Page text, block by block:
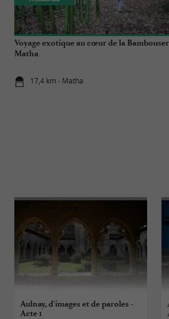
Voyage exotique au cœur de la
Matha
17,4 km - Matha
Aulnay, d'images et de paroles -
Acte 1